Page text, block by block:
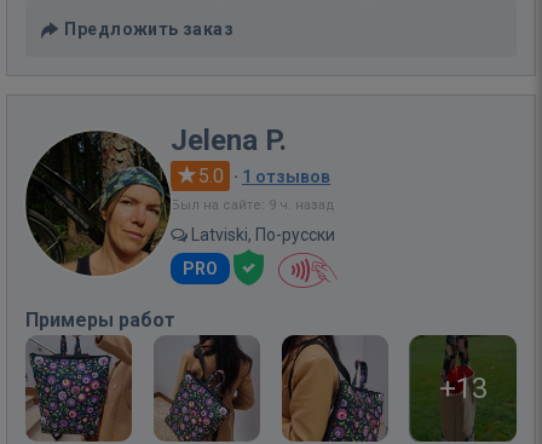
Предложить заказ
Jelena P.
5.0 · 1 отзывов
Был на сайте: 9 ч. назад
Latviski, По-русски
PRO
Примеры работ
+13